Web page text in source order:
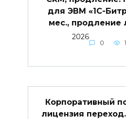
для ЭВМ «1С-
мес., продление
2026
0
Корпоративный
лицензия